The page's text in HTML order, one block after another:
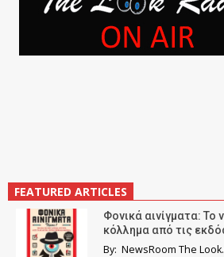
FEATURED ARTICLES
Φονικά αινίγματα: Το
κόλλημα από τις
By: NewsRoom The